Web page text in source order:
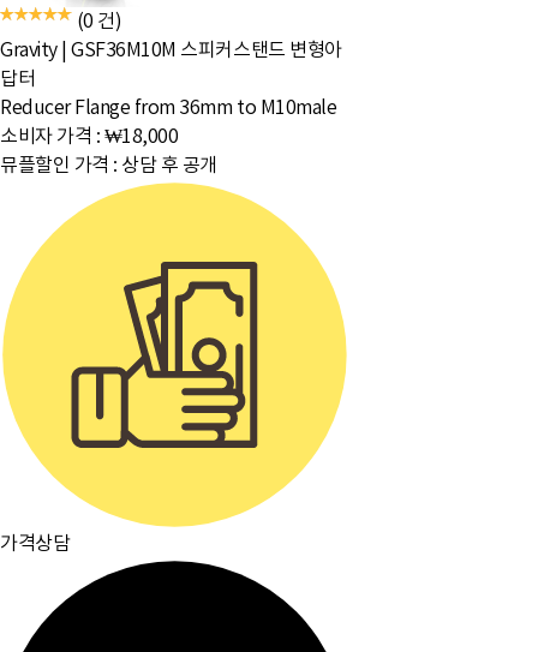
(0 건)
Gravity
GSF36M10M 스피커스탠드 변형아
답터
Reducer Flange from 36mm to M10male
소비자 가격 : ₩18,000
뮤플할인 가격 : 상담 후 공개
가격상담
개인정보취급방침
|사업자 등록번호 : 220-09-10105[사업자정보 확인]
전화번호 : 02) 2057-7401~4
분쟁조정기관표시 : 소비자보호원, 전자거래분쟁중재위원회
이메일 : admin@muple.com (이메일주소 무단수
집거부)